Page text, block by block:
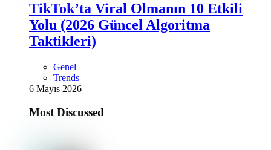
TikTok’ta Viral Olmanın 10 Etkili
Yolu (2026 Güncel Algoritma
Taktikleri)
Genel
Trends
6 Mayıs 2026
Most Discussed